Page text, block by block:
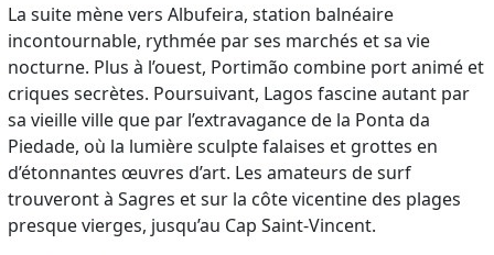
La suite mène vers Albufeira, station balnéaire
incontournable, rythmée par ses marchés et sa vie
nocturne. Plus à l’ouest, Portimão combine port animé et
criques secrètes. Poursuivant, Lagos fascine autant par
sa vieille ville que par l’extravagance de la Ponta da
Piedade, où la lumière sculpte falaises et grottes en
d’étonnantes œuvres d’art. Les amateurs de surf
trouveront à Sagres et sur la côte vicentine des plages
presque vierges, jusqu’au Cap Saint-Vincent.